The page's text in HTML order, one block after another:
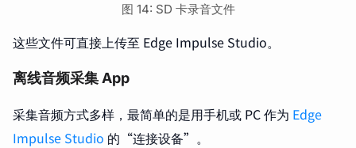
图 14: SD 卡录音文件
这些文件可直接上传至 Edge Impulse Studio。
离线音频采集 App
采集音频方式多样，最简单的是用手机或 PC 作为 Edge
Impulse Studio 的“连接设备”。